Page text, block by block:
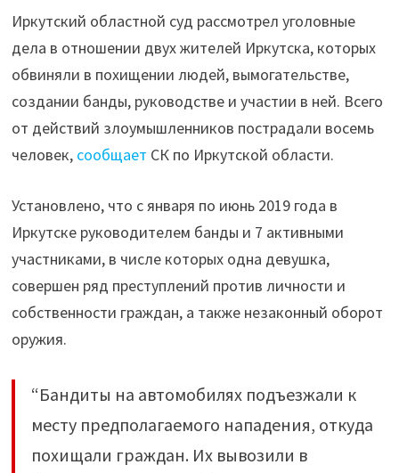
получили
члены
банды
вымогателей,
похищавшие
людей
Иркутске"
Иркутский областной суд рассмотрел уголовные
дела в отношении двух жителей Иркутска, которых
обвиняли в похищении людей, вымогательстве,
создании банды, руководстве и участии в ней. Всего
от действий злоумышленников пострадали восемь
человек, сообщает СК по Иркутской области.
Установлено, что с января по июнь 2019 года в
Иркутске руководителем банды и 7 активными
участниками, в числе которых одна девушка,
совершен ряд преступлений против личности и
собственности граждан, а также незаконный оборот
оружия.
“Бандиты на автомобилях подъезжали к
месту предполагаемого нападения, откуда
похищали граждан. Их вывозили в